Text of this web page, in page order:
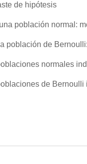
de hipótesis
población normal:
población de
normales
de